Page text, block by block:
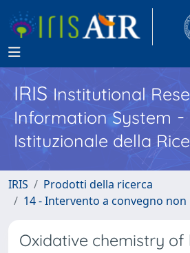
IRISInstitutional
Information System -
Istituzionale della
IRIS
Prodotti della ricerca
14 - Intervento a convegno
Oxidative chemistry